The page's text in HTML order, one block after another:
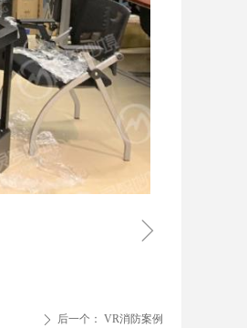
ꁇ
ꄲ 后一个： VR消防案例